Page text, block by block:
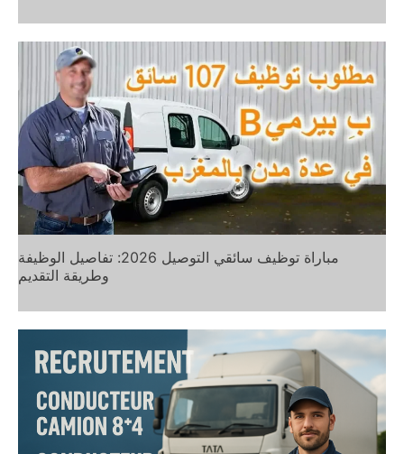
مباراة توظيف سائقي التوصيل 2026: تفاصيل الوظيفة
وطريقة التقديم